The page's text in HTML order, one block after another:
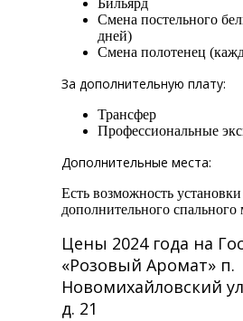
Бильярд
Смена постельного
дней)
Смена полотенец
За дополнительную плату:
Трансфер
Профессиональные
Дополнительные места:
Есть возможность установки
дополнительного спального
Цены 2024 года на
«Розовый Аромат» п.
Новомихайловский
д. 21